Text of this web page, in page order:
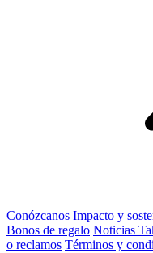
Conózcanos Impacto y
Bonos de regalo Noticias
o reclamos Términos y